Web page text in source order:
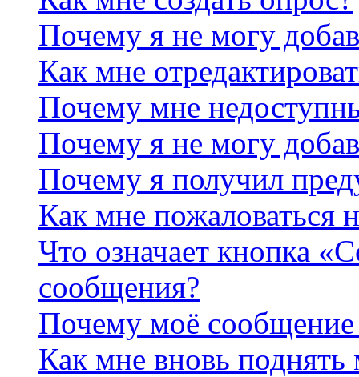
Почему я не могу
Как мне
Почему мне
Почему я не могу
Почему я получил
Как мне пожаловаться
Что означает кнопка
сообщения?
Почему моё сообщение
Как мне вновь